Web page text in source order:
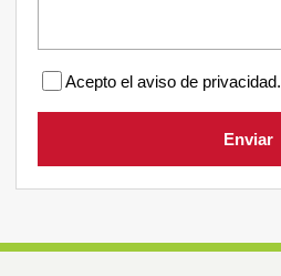
Acepto el aviso de privacidad.
Enviar